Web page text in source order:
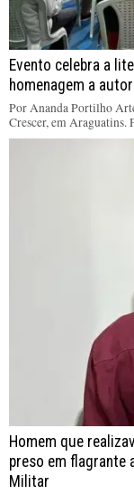
Evento celebra a
homenagem a
Por Ananda Portilho
Crescer, em Araguatins.
Homem que
preso em flagrante
Militar